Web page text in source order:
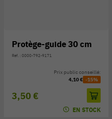
Protège-guide 30 cm
Réf. : 0000-792-9171
3,50 €
Prix public conseillé:
4,10 € -15%
EN STOCK